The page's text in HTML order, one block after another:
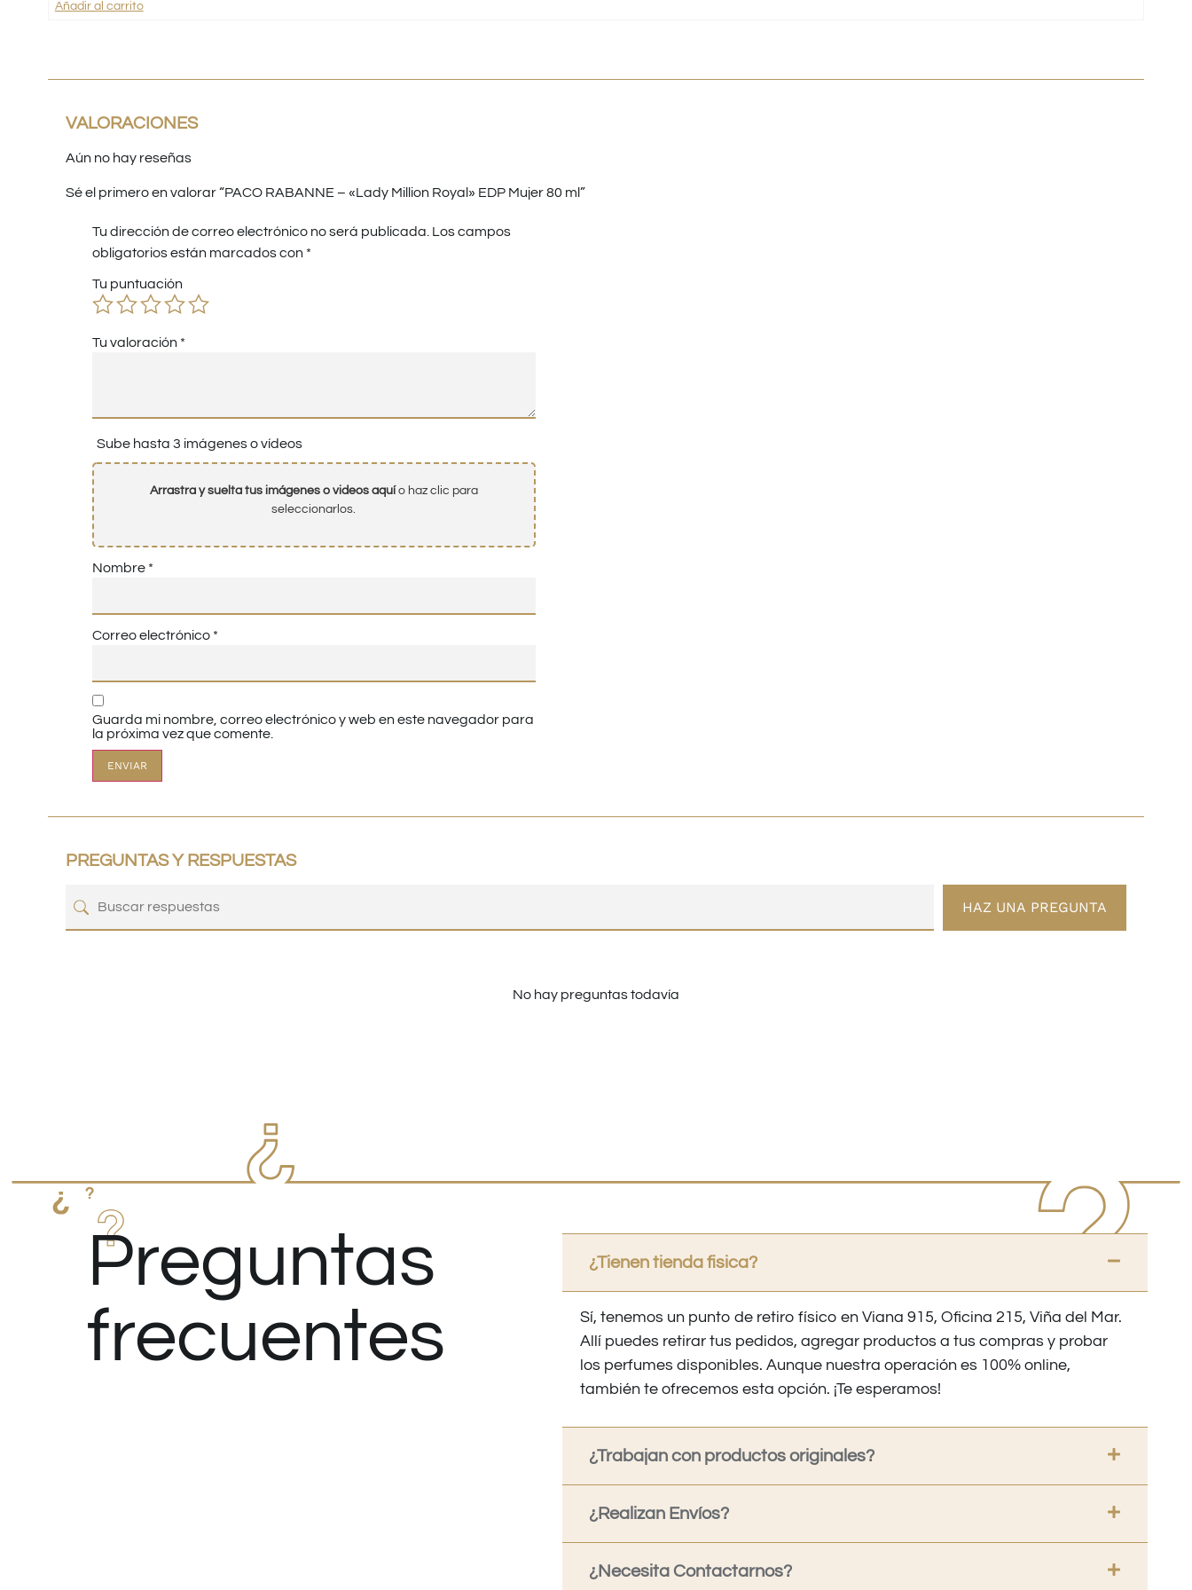
Añadir al carrito
VALORACIONES
Aún no hay reseñas
Sé el primero en valorar “PACO RABANNE – «Lady Million Royal» EDP Mujer 80 ml”
Tu dirección de correo electrónico no será publicada. Los campos
obligatorios están marcados con *
Tu puntuación
Tu valoración *
Sube hasta 3 imágenes o vídeos
Arrastra y suelta tus imágenes o videos aquío haz clic para
seleccionarlos.
Nombre *
Correo electrónico *
Guarda mi nombre, correo electrónico y web en este navegador para
la próxima vez que comente.
PREGUNTAS Y RESPUESTAS
HAZ UNA PREGUNTA
No hay preguntas todavía
Preguntas
frecuentes
¿Tienen tienda fisica?
Sí, tenemos un punto de retiro físico en Viana 915, Oficina 215, Viña del Mar.
Allí puedes retirar tus pedidos, agregar productos a tus compras y probar
los perfumes disponibles. Aunque nuestra operación es 100% online,
también te ofrecemos esta opción. ¡Te esperamos!
¿Trabajan con productos originales?
¿Realizan Envíos?
¿Necesita Contactarnos?